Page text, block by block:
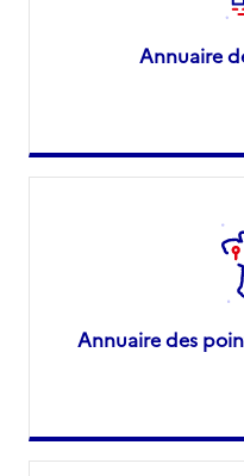
Annuaire
Annuaire des